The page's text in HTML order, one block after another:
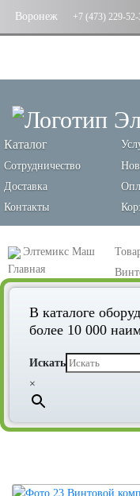
Воронеж +7 (473) 229-52-
Каталог
Сотрудничество
Доставка
Контакты
Элтемикс Маш
Винтовой компрессор
В каталоге
более 10 000
Искать
×